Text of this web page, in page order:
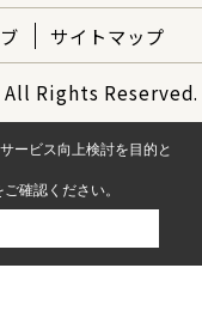
サイトマップ
All Rights Reserved.
ービス向上検討を目的と
ご確認ください。